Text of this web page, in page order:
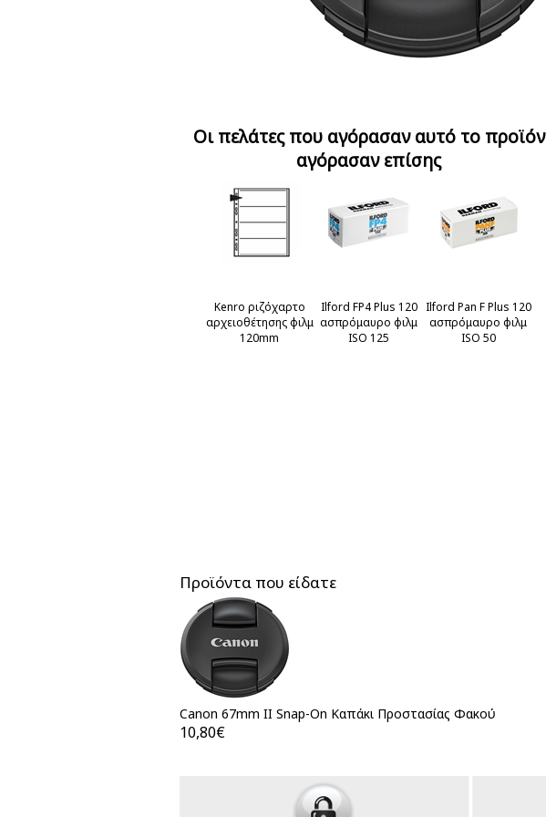
Οι πελάτες που αγόρασαν αυτό το προϊόν
αγόρασαν επίσης
Kenro ριζόχαρτο
αρχειοθέτησης φιλμ
120mm
Ilford FP4 Plus 120
ασπρόμαυρο φιλμ
ISO 125
Ilford Pan F Plus 120
ασπρόμαυρο φιλμ
ISO 50
Προϊόντα που είδατε
Canon 67mm II Snap-On Καπάκι Προστασίας Φακού
10,80€